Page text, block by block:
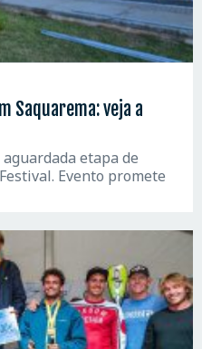
Saquarema: veja a
etapa de
Evento promete